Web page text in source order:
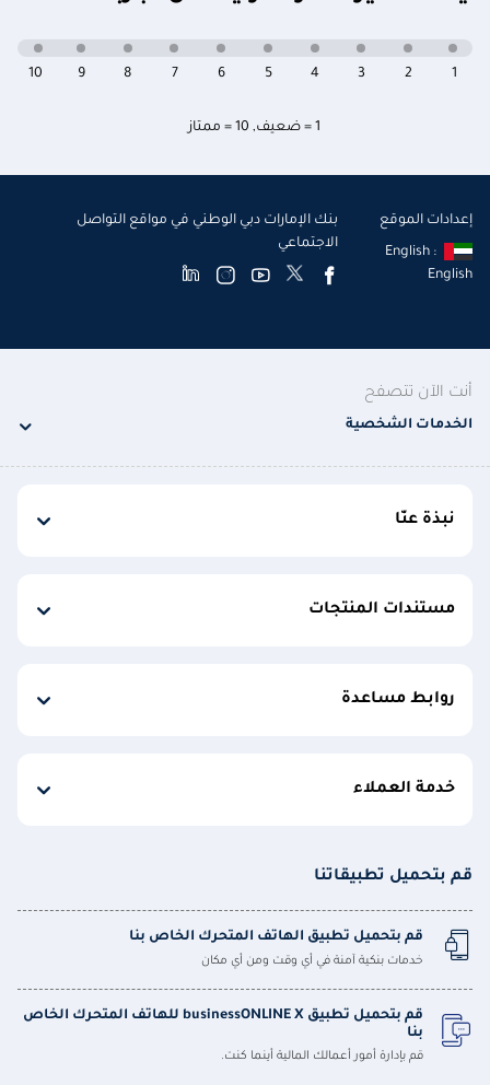
1 = ضعيف , 10 = ممتاز
10 9 8 7 6 5 4 3 2 1
إعدادات الموقع
English :
English
بنك الإمارات دبي الوطني في مواقع التواصل
الاجتماعي
أنت الآن تتصفح
الخدمات الشخصية
نبذة عنّا
مستندات المنتجات
روابط مساعدة
خدمة العملاء
قم بتحميل تطبيقاتنا
قم بتحميل تطبيق الهاتف المتحرك الخاص بنا
خدمات بنكية آمنة في أي وقت ومن أي مكان
قم بتحميل تطبيق businessONLINE X للهاتف المتحرك الخاص
بنا
قم بإدارة أمور أعمالك المالية أينما كنت.